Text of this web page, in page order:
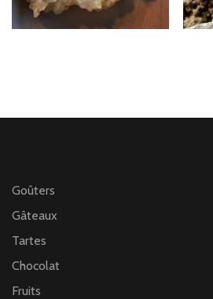
Goûters
Gâteaux
Tartes
Chocolat
Fruits